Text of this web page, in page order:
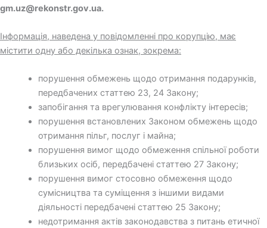
gm.uz@rekonstr.gov.ua.
Інформація, наведена у повідомленні про корупцію, має
містити одну або декілька ознак, зокрема:
порушення обмежень щодо отримання подарунків,
передбачених статтею 23, 24 Закону;
запобігання та врегулювання конфлікту інтересів;
порушення встановлених Законом обмежень щодо
отримання пільг, послуг і майна;
порушення вимог щодо обмеження спільної роботи
близьких осіб, передбачені статтею 27 Закону;
порушення вимог стосовно обмеження щодо
сумісництва та суміщення з іншими видами
діяльності передбачені статтею 25 Закону;
недотримання актів законодавства з питань етичної